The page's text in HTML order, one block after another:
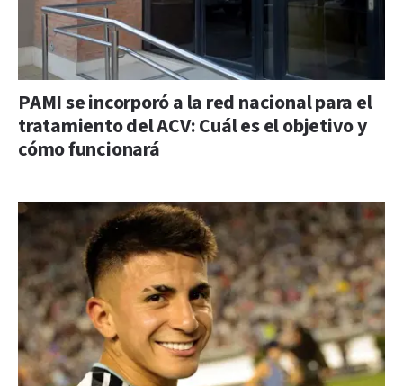
PAMI se incorporó a la red nacional para el
tratamiento del ACV: Cuál es el objetivo y
cómo funcionará